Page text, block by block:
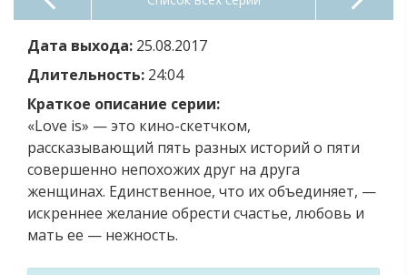
Дата выхода: 25.08.2017
Длительность: 24:04
Краткое описание серии:
«Love is» — это кино-скетчком,
рассказывающий пять разных историй о пяти
совершенно непохожих друг на друга
женщинах. Единственное, что их объединяет, —
искреннее желание обрести счастье, любовь и
мать ее — нежность.